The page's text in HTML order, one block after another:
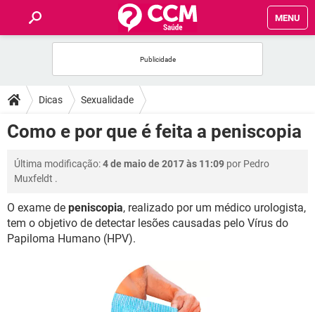
MENU
FÓRUM
SAÚDE
FAMÍLIA
BEM-ESTAR
Dicas Sexualidade
Como e por que é feita a peniscopia
Última modificação:4 de maio de 2017 às 11:09 por Pedro
Muxfeldt .
O exame de peniscopia, realizado por um médico urologista,
tem o objetivo de detectar lesões causadas pelo Vírus do
Papiloma Humano (HPV).